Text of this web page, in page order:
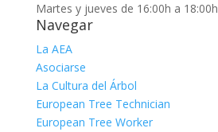
Martes y jueves de 16:00h a 18:00h
Navegar
La AEA
Asociarse
La Cultura del Árbol
European Tree Technician
European Tree Worker